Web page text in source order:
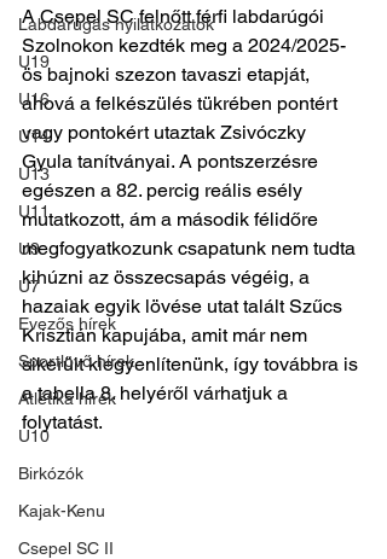
Labdarúgás nyilatkozatok
U19
U16
U14
U13
U11
U9
U7
Evezős hírek
Sportlövő hírek
Atlétika hírek
U10
Birkózók
Kajak-Kenu
Csepel SC II
A Csepel SC felnőtt férfi labdarúgói
Szolnokon kezdték meg a 2024/2025-
ös bajnoki szezon tavaszi etapját,
ahová a felkészülés tükrében pontért
vagy pontokért utaztak Zsivóczky
Gyula tanítványai. A pontszerzésre
egészen a 82. percig reális esély
mutatkozott, ám a második félidőre
megfogyatkozunk csapatunk nem tudta
kihúzni az összecsapás végéig, a
hazaiak egyik lövése utat talált Szűcs
Krisztián kapujába, amit már nem
sikerült kiegyenlítenünk, így továbbra is
a tabella 8. helyéről várhatjuk a
folytatást.